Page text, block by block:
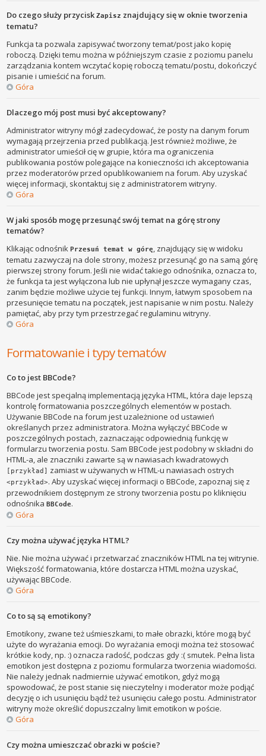
Do czego służy przyciskZapisz znajdujący się w oknie tworzenia
tematu?
Funkcja ta pozwala zapisywać tworzony temat/post jako kopię
roboczą. Dzięki temu można w późniejszym czasie z poziomu panelu
zarządzania kontem wczytać kopię roboczą tematu/postu, dokończyć
pisanie i umieścić na forum.
Góra
Dlaczego mój post musi być akceptowany?
Administrator witryny mógł zadecydować, że posty na danym forum
wymagają przejrzenia przed publikacją. Jest również możliwe, że
administrator umieścił cię w grupie, która ma ograniczenia
publikowania postów polegające na konieczności ich akceptowania
przez moderatorów przed opublikowaniem na forum. Aby uzyskać
więcej informacji, skontaktuj się z administratorem witryny.
Góra
W jaki sposób mogę przesunąć swój temat na górę strony
tematów?
Klikając odnośnikPrzesuń temat w górę, znajdujący się w widoku
tematu zazwyczaj na dole strony, możesz przesunąć go na samą górę
pierwszej strony forum. Jeśli nie widać takiego odnośnika, oznacza to,
że funkcja ta jest wyłączona lub nie upłynął jeszcze wymagany czas,
zanim będzie możliwe użycie tej funkcji. Innym, łatwym sposobem na
przesunięcie tematu na początek, jest napisanie w nim postu. Należy
pamiętać, aby przy tym przestrzegać regulaminu witryny.
Góra
Formatowanie i typy tematów
Co to jest BBCode?
BBCode jest specjalną implementacją języka HTML, która daje lepszą
kontrolę formatowania poszczególnych elementów w postach.
Używanie BBCode na forum jest uzależnione od ustawień
określanych przez administratora. Można wyłączyć BBCode w
poszczególnych postach, zaznaczając odpowiednią funkcję w
formularzu tworzenia postu. Sam BBCode jest podobny w składni do
HTML-a, ale znaczniki zawarte są w nawiasach kwadratowych
[przykład] zamiast w używanych w HTML-u nawiasach ostrych
<przykład>. Aby uzyskać więcej informacji o BBCode, zapoznaj się z
przewodnikiem dostępnym ze strony tworzenia postu po kliknięciu
odnośnikaBBCode.
Góra
Czy można używać języka HTML?
Nie. Nie można używać i przetwarzać znaczników HTML na tej witrynie.
Większość formatowania, które dostarcza HTML można uzyskać,
używając BBCode.
Góra
Co to są są emotikony?
Emotikony, zwane też uśmieszkami, to małe obrazki, które mogą być
użyte do wyrażania emocji. Do wyrażania emocji można też stosować
krótkie kody, np. :) oznacza radość, podczas gdy :( smutek. Pełna lista
emotikon jest dostępna z poziomu formularza tworzenia wiadomości.
Nie należy jednak nadmiernie używać emotikon, gdyż mogą
spowodować, że post stanie się nieczytelny i moderator może podjąć
decyzję o ich usunięciu bądź też usunięciu całego postu. Administrator
witryny może określić dopuszczalny limit emotikon w poście.
Góra
Czy można umieszczać obrazki w poście?